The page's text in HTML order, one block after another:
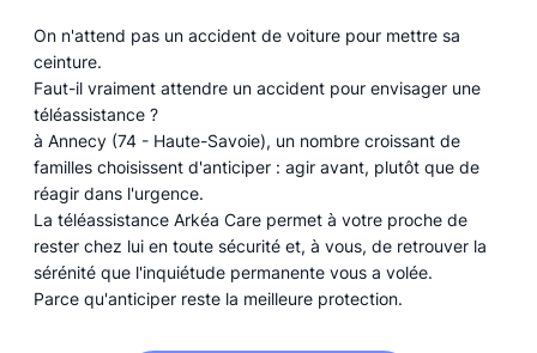
On n'attend pas un accident de voiture pour mettre sa
ceinture.
Faut-il vraiment attendre un accident pour envisager une
téléassistance ?
à Annecy (74 - Haute-Savoie), un nombre croissant de
familles choisissent d'anticiper : agir avant, plutôt que de
réagir dans l'urgence.
La téléassistance Arkéa Care permet à votre proche de
rester chez lui en toute sécurité et, à vous, de retrouver la
sérénité que l'inquiétude permanente vous a volée.
Parce qu'anticiper reste la meilleure protection.